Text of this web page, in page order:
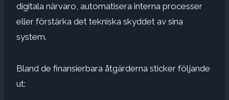
digitala närvaro, automatisera interna processer
eller förstärka det tekniska skyddet av sina
system.
Bland de finansierbara åtgärderna sticker följande
ut: